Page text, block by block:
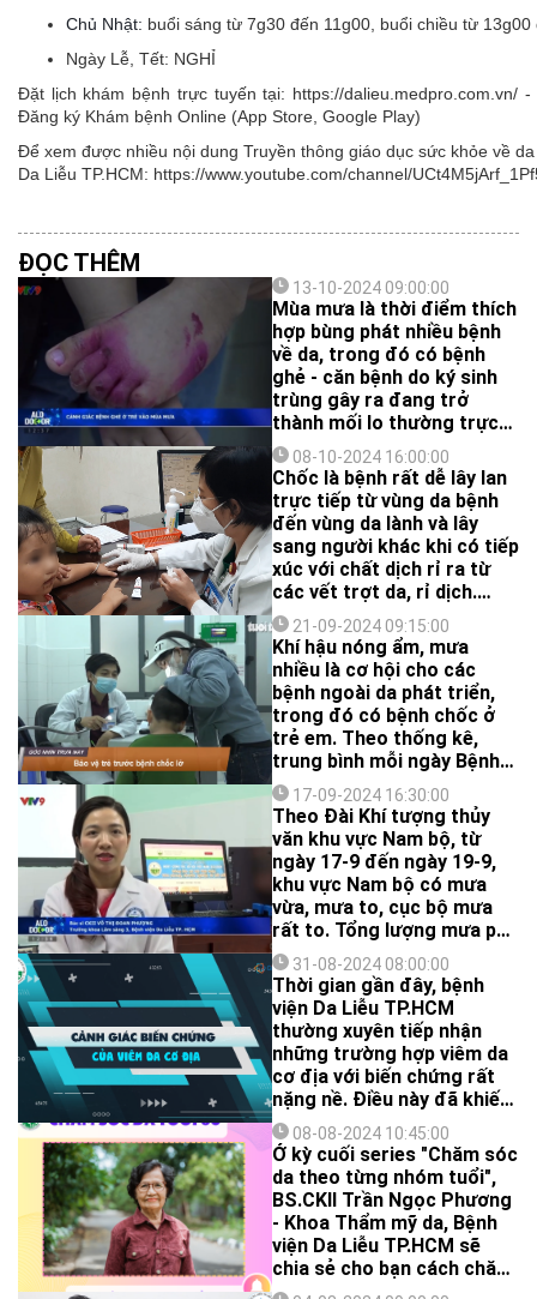
Chủ Nhật: buổi sáng từ 7g30 đến 11g00, buổi chiều từ 13g00
Ngày Lễ, Tết: NGHỈ
Đặt lịch khám bệnh trực tuyến tại: https://dalieu.medpro.com.vn/
Đăng ký Khám bệnh Online (App Store, Google Play)
Để xem được nhiều nội dung Truyền thông giáo dục sức khỏe về
Da Liễu TP.HCM: https://www.youtube.com/channel/
ĐỌC THÊM
13-10-2024 09:00:00
Mùa mưa là thời điểm thích
hợp bùng phát nhiều bệnh
về da, trong đó có bệnh
ghẻ - căn bệnh do ký sinh
trùng gây ra đang trở
thành mối lo thường trực
cho nhiều gia đình có trẻ
nhỏ.08-10-2024 16:00:00
Chốc là bệnh rất dễ lây lan
trực tiếp từ vùng da bệnh
đến vùng da lành và lây
sang người khác khi có tiếp
xúc với chất dịch rỉ ra từ
các vết trợt da, rỉ dịch.
Bệnh thường lây truyền
trong các trường học và
cơ sở chăm sóc trẻ em do
tình trạng đông đúc, dùng
chung khăn lau, khăn trải
giường, đồ chơi hoặc các
vật dụng khác.
21-09-2024 09:15:00
Khí hậu nóng ẩm, mưa
nhiều là cơ hội cho các
bệnh ngoài da phát triển,
trong đó có bệnh chốc ở
trẻ em. Theo thống kê,
trung bình mỗi ngày Bệnh
viện Da Liễu TP.HCM tiếp
nhận khoảng 8 trẻ bị bệnh
chốc, trong đó có nhiều
trẻ bị tình trạng chốc lan ra
nhiều nơi do bố mẹ chủ
quan, tự điều trị tại nhà
bằng các phương pháp dân
gian.
17-09-2024 16:30:00
Theo Đài Khí tượng thủy
văn khu vực Nam bộ, từ
ngày 17-9 đến ngày 19-9,
khu vực Nam bộ có mưa
vừa, mưa to, cục bộ mưa
rất to. Tổng lượng mưa phổ
biến 50-100mm, có nơi trên
100mm.
31-08-2024 08:00:00
Thời gian gần đây, bệnh
viện Da Liễu TP.HCM
thường xuyên tiếp nhận
những trường hợp viêm da
cơ địa với biến chứng rất
nặng nề. Điều này đã khiến
cho viêm da cơ địa vốn đã
điều trị khó khăn, nay lại
còn khó khăn và thách
thức hơn nữa.
08-08-2024 10:45:00
Ở kỳ cuối series "Chăm sóc
da theo từng nhóm tuổi",
BS.CKII Trần Ngọc Phương
- Khoa Thẩm mỹ da, Bệnh
viện Da Liễu TP.HCM sẽ
chia sẻ cho bạn cách chăm
sóc da ở người từ 60 tuổi